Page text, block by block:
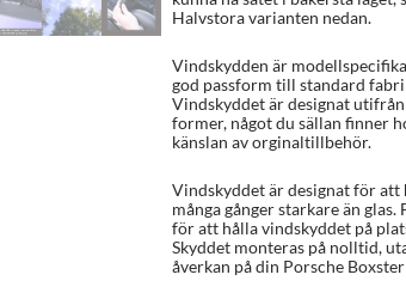
Halvstora varianten nedan.
Vindskydden är
god passform till standard
Vindskyddet är designat
former, något du sällan finner
känslan av orginaltillbehör.
Vindskyddet är designat för att
många gånger starkare än
för att hålla vindskyddet på
Skyddet monteras på nolltid,
åverkan på din Porsche